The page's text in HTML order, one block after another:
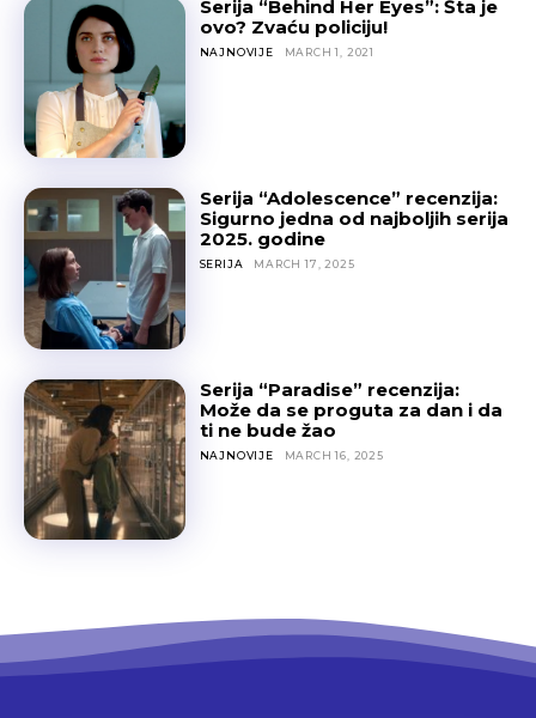
Serija “Behind Her Eyes”: Šta je
ovo? Zvaću policiju!
NAJNOVIJE MARCH 1, 2021
Serija “Adolescence” recenzija:
Sigurno jedna od najboljih serija
2025. godine
SERIJA MARCH 17, 2025
Serija “Paradise” recenzija:
Može da se proguta za dan i da
ti ne bude žao
NAJNOVIJE MARCH 16, 2025